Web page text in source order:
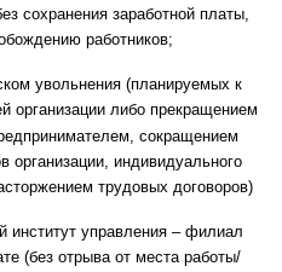
сохранения заработной платы,
работников;
увольнения (планируемых к
организации либо прекращением
сокращением
организации, индивидуального
трудовых договоров)
институт управления – филиал
(без отрыва от места работы/